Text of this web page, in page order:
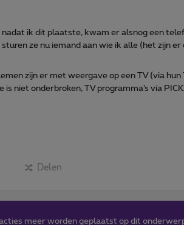
ik dit plaatste, kwam er alsnog een
ze nu iemand aan wie ik alle (het zijn er
zijn er met weergave op een TV (via hun
niet onderbroken, TV programma’s via
Delen
meer worden geplaatst op dit